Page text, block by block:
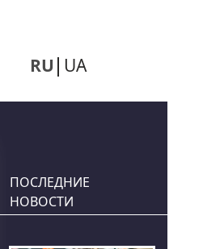
RU UA
ПОСЛЕДНИЕ
НОВОСТИ